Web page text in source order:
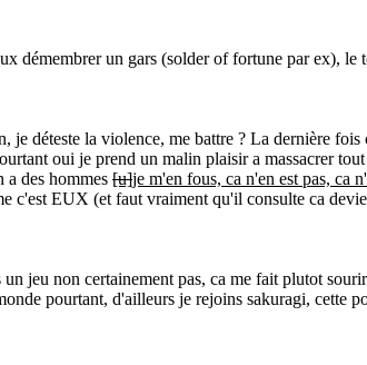
démembrer un gars (solder of fortune par ex),
je déteste la violence, me battre ? La dernière
oui je prend un malin plaisir a massacrer
a des hommes [u]je m'en fous, ca n'en est pas, ca
c'est EUX (et faut vraiment qu'il consulte ca
jeu non certainement pas, ca me fait plutot
pourtant, d'ailleurs je rejoins sakuragi, cette